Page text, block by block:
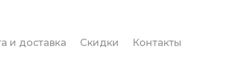
и доставка Скидки Контакты